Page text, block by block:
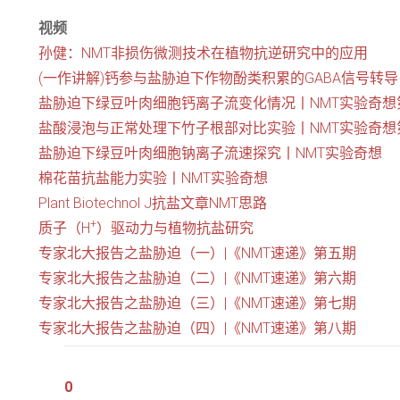
视频
孙健：NMT非损伤微测技术在植物抗逆研究中的应用
(一作讲解)钙参与盐胁迫下作物酚类积累的GABA信号转导
盐胁迫下绿豆叶肉细胞钙离子流变化情况丨NMT实验奇想
盐酸浸泡与正常处理下竹子根部对比实验丨NMT实验奇想
盐胁迫下绿豆叶肉细胞钠离子流速探究丨NMT实验奇想
棉花苗抗盐能力实验丨NMT实验奇想
Plant Biotechnol J抗盐文章NMT思路
质子（H+）驱动力与植物抗盐研究
专家北大报告之盐胁迫（一）| 《NMT速递》第五期
专家北大报告之盐胁迫（二）| 《NMT速递》第六期
专家北大报告之盐胁迫（三）| 《NMT速递》第七期
专家北大报告之盐胁迫（四）| 《NMT速递》第八期
0